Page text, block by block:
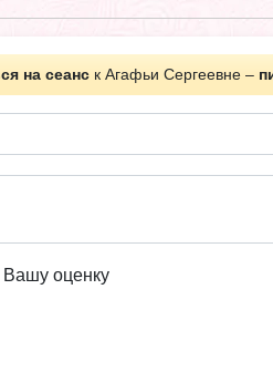
на сеанск Агафьи Сергеевне –
оценку